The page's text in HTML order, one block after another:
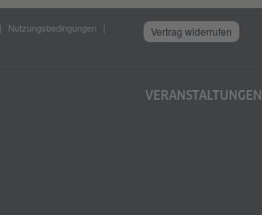
Nutzungsbedingungen
Vertrag widerrufen
VERANSTALTUNGEN